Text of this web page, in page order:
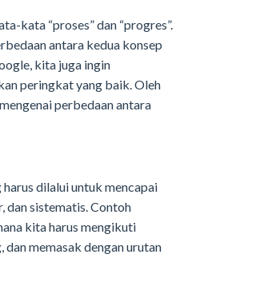
kata “proses” dan “progres”.
antara kedua konsep
kita juga ingin
peringkat yang baik. Oleh
perbedaan antara
dilalui untuk mencapai
dan sistematis. Contoh
kita harus mengikuti
memasak dengan urutan